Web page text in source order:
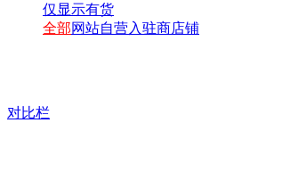
仅显示有货
全部网站自营入驻商店铺
对比栏